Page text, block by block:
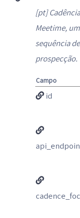
[pt]
Meetime,
sequência
prospecção.
Campo
id